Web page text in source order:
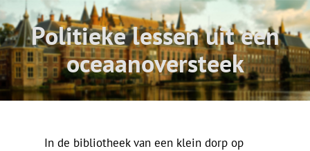
Opdrachtgevers
Expertise
Wie we zijn
Academie
Politieke lessen uit een
oceaanoversteek
In de bibliotheek van een klein dorp op